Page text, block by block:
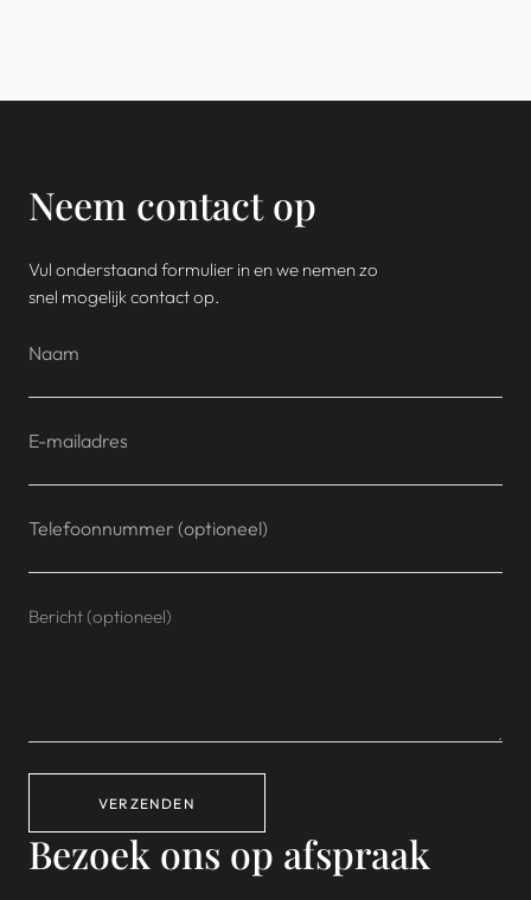
Neem contact op
Vul onderstaand formulier in en we nemen zo
snel mogelijk contact op.
VERZENDEN
Bezoek ons op afspraak